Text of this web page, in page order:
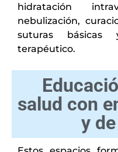
hidratación
nebulización,
suturas
terapéutico.
salud con
y